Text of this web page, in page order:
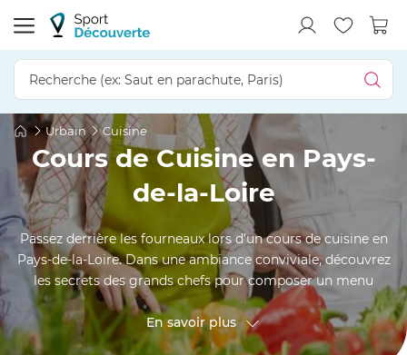
Urbain Cuisine
Cours de Cuisine en Pays-
de-la-Loire
Passez derrière les fourneaux lors d’un cours de cuisine en
Pays-de-la-Loire. Dans une ambiance conviviale, découvrez
les secrets des grands chefs pour composer un menu
harmonieux et apprenez des nouvelles recettes à partager
avec vos proches. Reste à savoir si vous préférez un cours
de pâtisserie pour connaître les secrets du Petit-Beurre de
En savoir plus